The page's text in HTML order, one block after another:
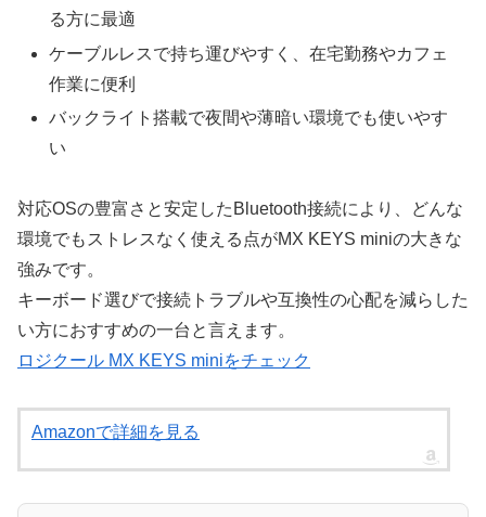
る方に最適
ケーブルレスで持ち運びやすく、在宅勤務やカフェ
作業に便利
バックライト搭載で夜間や薄暗い環境でも使いやす
い
対応OSの豊富さと安定したBluetooth接続により、どんな
環境でもストレスなく使える点がMX KEYS miniの大きな
強みです。
キーボード選びで接続トラブルや互換性の心配を減らした
い方におすすめの一台と言えます。
ロジクール MX KEYS miniをチェック
Amazonで詳細を見る